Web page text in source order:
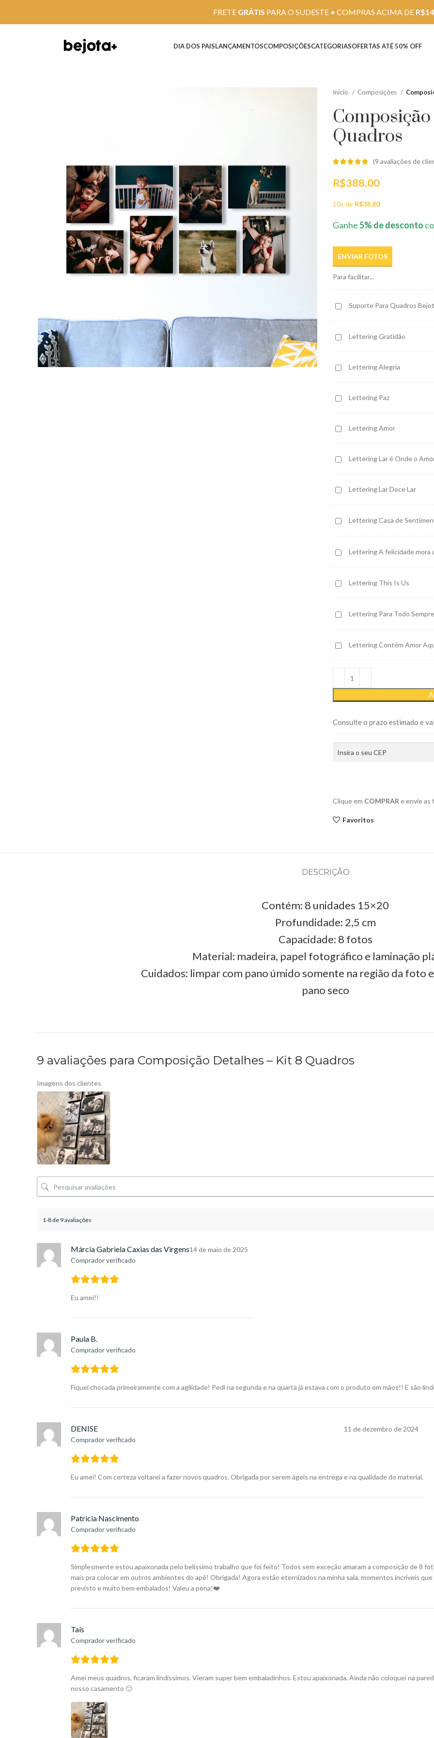
DIA DOS PAISLANÇAMENTOSCOMPOSIÇÕESCATEGORIASOFERTAS ATÉ 50% OFF
Início Composições
Quadros
(9 avaliações de
R$388,00
10x de R$38,80
Ganhe5% de desconto
ENVIAR FOTOS
Para facilitar...
Suporte
Bejota
Suporte Para Quadros
LetteringLettering Gratidão
LetteringLettering Alegria
LetteringLettering Paz
LetteringLettering Amor
Lettering
Onde
Decide
Lettering Lar é Onde o
Lettering
Lar
Lettering Lar Doce Lar
Lettering
Sentimentos
Lettering Casa de
Lettering
mora
Lettering A felicidade mora
Lettering
Us
Lettering This Is Us
Lettering
Sempre
Lettering Para Todo Sempre
Lettering
Amor
Dentro
Lettering Contém Amor
Consulte o prazo estimado e
Clique em COMPRARe envie as
Favoritos
DESCRIÇÃO
Contém: 8 unidades 15×20
Profundidade: 2,5 cm
Capacidade: 8 fotos
Material: madeira, papel fotográfico e laminação
Cuidados: limpar com pano úmido somente na região da foto
pano seco
9 avaliações para Composição Detalhes – Kit 8 Quadros
Imagens dos clientes
1-8 de 9 avaliações
Márcia Gabriela Caxias das Virgens
Comprador verificado
14 de maio de 2025
Eu amei!!
Paula B.
Comprador verificado
Fiquei chocada primeiramente com a agilidade! Pedi na segunda e na quarta já estava com o produto em mãos!! E são
DENISE
Comprador verificado
11 de dezembro de 2024
Eu amei! Com certeza voltarei a fazer novos quadros. Obrigada por serem ágeis na entrega e na qualidade do material.
Patricia Nascimento
Comprador verificado
Simplesmente estou apaixonada pelo belíssimo trabalho que foi feito! Todos sem exceção amaram a composição de 8
mais pra colocar em outros ambientes do apê! Obrigada! Agora estão eternizados na minha sala, momentos incríveis
previsto e muito bem embalados! Valeu a pena!❤️
Taís
Comprador verificado
Amei meus quadros, ficaram lindíssimos. Vieram super bem embaladinhos. Estou apaixonada. Ainda não coloquei na
nosso casamento 🙂
FRETE GRÁTIS PARA O SUDESTE • COMPRAS ACIMA DE